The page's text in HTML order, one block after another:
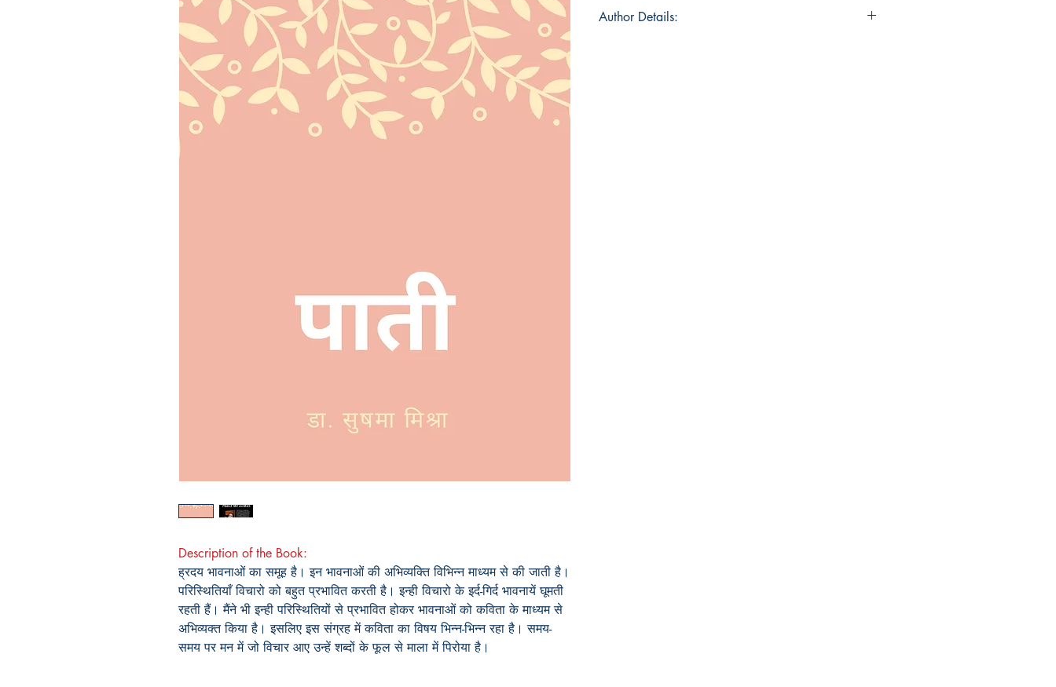
Description of the Book:
ह्रदय भावनाओं का समूह है। इन भावनाओं की अभिव्यक्ति विभिन्न माध्यम से की जाती है।
परिस्थितियाँ विचारो को बहुत प्रभावित करती है। इन्ही विचारो के इर्द-गिर्द भावनायें घूमती
रहती हैं। मैंने भी इन्ही परिस्थितियों से प्रभावित होकर भावनाओं को कविता के माध्यम से
अभिव्यक्त किया है। इसलिए इस संग्रह में कविता का विषय भिन्न-भिन्न रहा है। समय-
समय पर मन में जो विचार आए उन्हें शब्दों के फूल से माला में पिरोया है।
Author Details: